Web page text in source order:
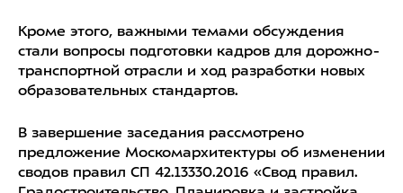
Кроме этого, важными темами обсуждения
стали вопросы подготовки кадров для дорожно-
транспортной отрасли и ход разработки новых
образовательных стандартов.
В завершение заседания рассмотрено
предложение Москомархитектуры об изменении
сводов правил СП 42.13330.2016 «Свод правил.